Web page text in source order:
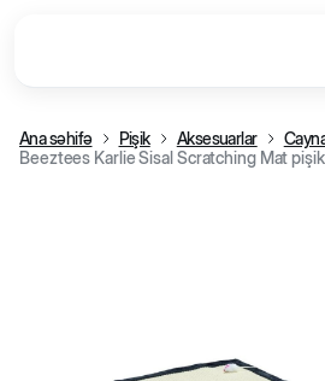
Ana səhifə Pişik Aksesuarlar